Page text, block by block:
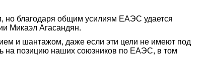
но благодаря общим усилиям ЕАЭС удается
Микаэл Агасандян.
и шантажом, даже если эти цели не имеют под
на позицию наших союзников по ЕАЭС, в том